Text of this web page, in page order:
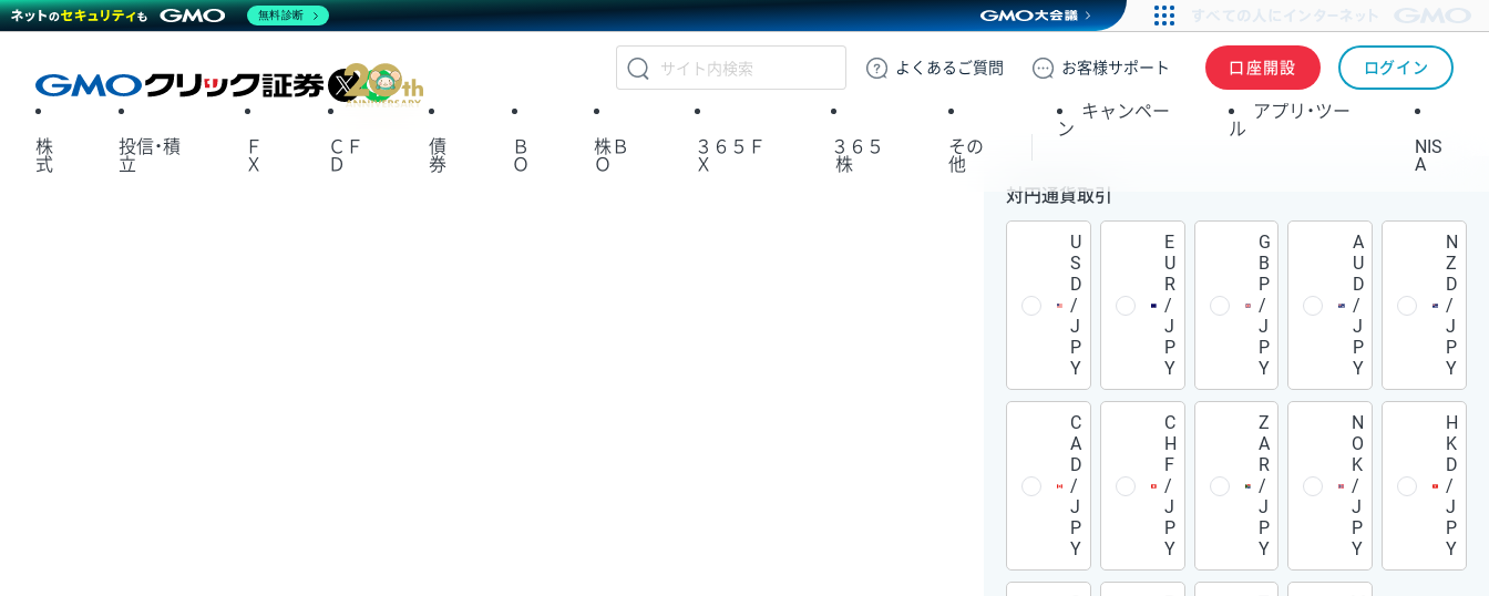
GMOクリック証券
よくある ご質問 お客様サポート 口座開設 ログイン
X
株
式
投信・積
立
Ｆ
Ｘ
ＣＦ
Ｄ
債
券
Ｂ
Ｏ
株Ｂ
Ｏ
３６５Ｆ
Ｘ
３６５
株
その
他
キャンペー
ン
アプリ・ツー
ル
NIS
A
対円通貨取引
U
S
D
/
J
P
Y
E
U
R
/
J
P
Y
G
B
P
/
J
P
Y
A
U
D
/
J
P
Y
N
Z
D
/
J
P
Y
C
A
D
/
J
P
Y
C
H
F
/
J
P
Y
Z
A
R
/
J
P
Y
N
O
K
/
J
P
Y
H
K
D
/
J
P
Y
無料診断